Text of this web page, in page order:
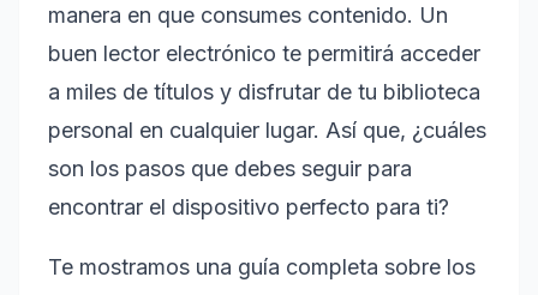
manera en que consumes contenido. Un
buen lector electrónico te permitirá acceder
a miles de títulos y disfrutar de tu biblioteca
personal en cualquier lugar. Así que, ¿cuáles
son los pasos que debes seguir para
encontrar el dispositivo perfecto para ti?
Te mostramos una guía completa sobre los